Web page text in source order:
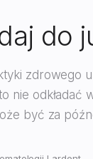
do
zdrowego
nie odkładać
być za